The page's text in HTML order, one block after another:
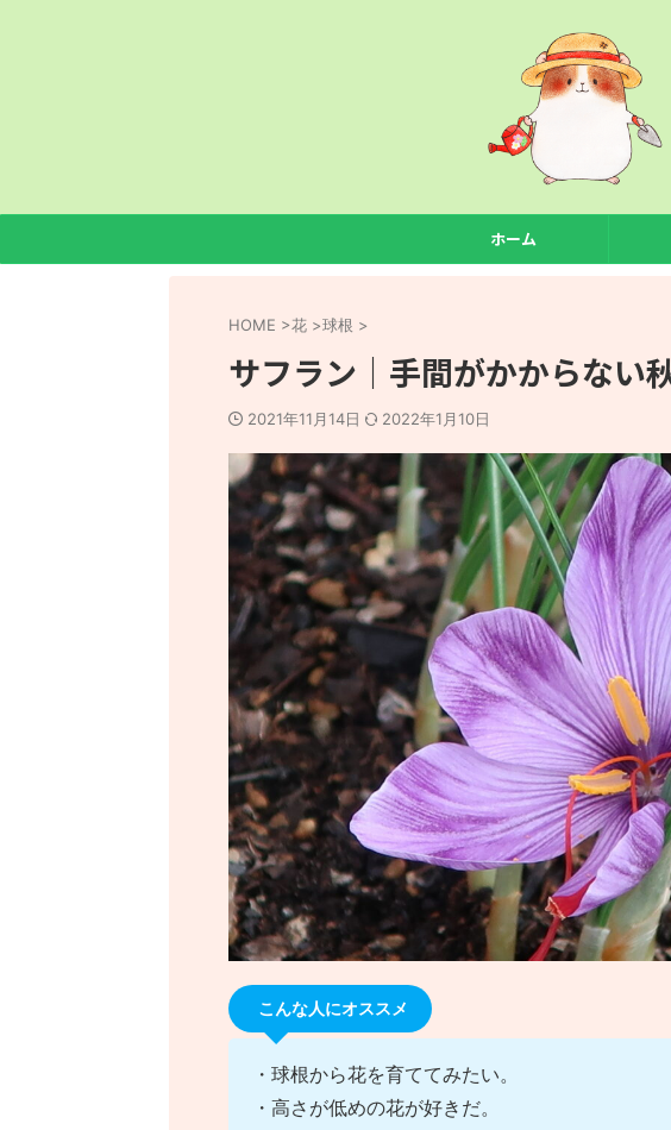
ホーム
HOME >花 >球根 >
サフラン｜手間がかからない
2021年11月14日 2022年1月10日
こんな人にオススメ
・球根から花を育ててみたい。
・高さが低めの花が好きだ。